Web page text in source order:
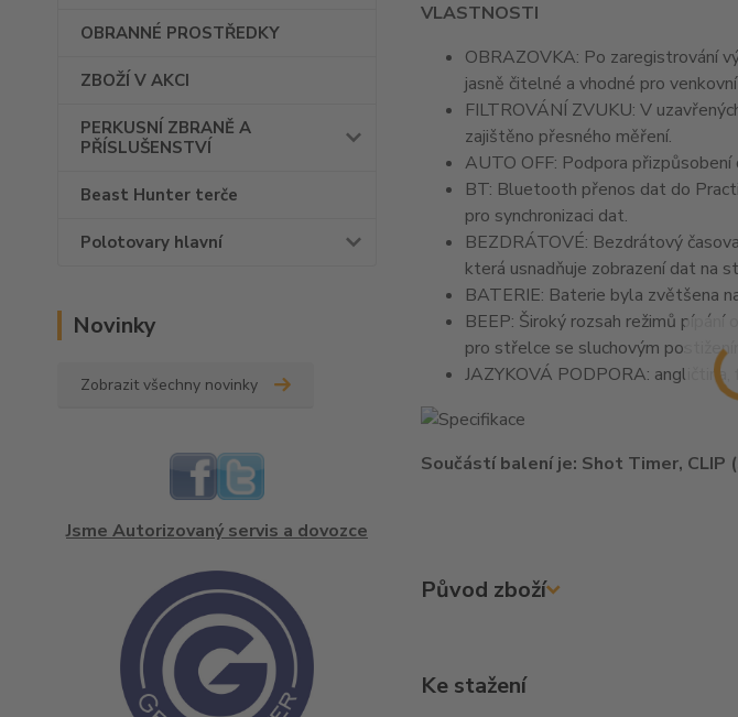
OBRANNÉ PROSTŘEDKY
ZBOŽÍ V AKCI
PERKUSNÍ ZBRANĚ A
PŘÍSLUŠENSTVÍ
Beast Hunter terče
Polotovary hlavní
Novinky
Zobrazit všechny novinky
Jsme Autorizovaný servis a dovozce
VLASTNOSTI
OBRAZOVKA: Po zaregistrování
jasně čitelné a vhodné pro
FILTROVÁNÍ ZVUKU: V
zajištěno přesného měření.
AUTO OFF: Podpora
BT: Bluetooth přenos dat do
pro synchronizaci dat.
BEZDRÁTOVÉ: Bezdrátový
která usnadňuje zobrazení dat na
BATERIE: Baterie byla zvětšena
BEEP: Široký rozsah režimů
pro střelce se sluchovým
JAZYKOVÁ PODPORA:
Součástí balení je: Shot Timer, CLIP
Původ zboží
Ke stažení